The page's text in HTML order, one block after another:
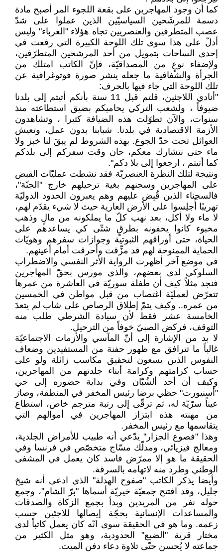
كما أن وجود المهاجرين على بقعة اللجوء المر أصبح مادة
دسمة للمرشّحين السياسيّين الذين عملوا على شدّ
عصب المتطرفين والعنصريين تجاه هؤلاء "الغرباء" وليس
أدلّ على هذا سوى تلك اللوحة الكبيرة التي رفعت في
إحدى الساحات بتمويل من أحد المرشحين المتطرّفين،
ولإضفاء نوعٍ من المصداقيّة، فإنّ الكاتب امتلك من
الجرأة والشفافية ما جعله ينشر صورة فوتوغرافية عن
تلك اللوحة التي جاء فيها بالحرف:
"أنادي اللاجئين، قلتم قبل 11 سنة بأنكم أتيتم إلى بلدنا
ضيوفاً ، ولشعب التركي يحاميكم بضيق استطاعته منذ
سنوات، والآن تطوّلت هذه الضيافة كثيرا ، وتشاهدون
الأزمة الاقتصادية في بلدنا. شبابنا بدون عمل، وتعيش
العوائل تحت حدّ الجوع. بهذه الشروط لم يبقَ لنا خبز ولا
ماء حتى نتشارك معكم، حان وقت سفركم إلى بلدكم
كما أتيتم ، ارجعوا إلى بلا دكم".
ونتيجة لتلك النظرة العنصريّة فقد نشطت عمليّات القبض
على المهاجرين وسجنهم بغية ترحيلهم خارج "الجنّة"،
فالسجناء الذين قُبِض عليهم وهم يعبرون الحدود الدوليّة
تهريبًا أُجلِسوا على الأرض العارية حيث لا شيء يقدّم لهم،
لا ماء ولا أكل، بعد نهب كلّ ما يملكونه من مالٍ وذهب
مخبوء كانوا يخفونه بطرقٍ شتّى كي يساعدهم على
الحياة، حتى أوراقهم الثبوتية وجوازات سفرهم وهويّات
الحماية الممنوحة لهم قد مزِّقت وأحرقت أمام أعينهم.
في موضع آخر أظهرت الرواية الأثر النفسي والاضطراب
السلوكي لدى بعضهم، والذي مورس بحقّ المهاجرين
فنجد مثلاً كيف أن طفلة سوريّة في العاشرة من عمرها
تتعرّض لعمليّة اغتصاب من قبل مواطن في الخمسين
من عمره.. وكيف يتمّ إطلاق الرصاص على شاب لم يتعدَ
الخامسة عشر فقط لأن سيادة الشرطي طلب منه
التوقف، فركض الصبيّ خوفاً من الترحيل.
لا بد من الإشارة إلى أنّ المآسي والأزمات الاجتماعيّة
غالباً ما تترافق مع ظهور حفنة من المستفيدين وضعاف
النفوس الذين يسعون لتحقيق مكاسب زائلة ولو على
حساب كرامتهم وكرامة أبناء جلدتهم من المهاجرين،
وكيف أن أحد ألشُبّان وفي بداية حضوره إلى حي
"أسنيورت" حظي برضا رئيس المخفر في المنطقة، وصارَ
عيناً سرّيّة له، ثم ترقّى إلى رتبة مترجم خاص، استطاع
من مهنته هذه ابتزاز المهاجرين في أموالهم التي
يتقاسمها مع رئيس المخفر.
وهذا "فصوع الجزار" يدّعي أنه طبيب للأمراض الجلدية،
ومعالج فيزيائي، ومدلّك مسّاج متخصّص في فرنسا وفي
الحقيقة ما هو إلا ممرّض فاسد كان يعمل في المشفى
الوطني وطرد منه لاتهامه بالسرقة.
وأيضا يذكر الكاتب "صفوح الهدلة" الذي ادعى أنه شيخ
جليل، وقد افتتح جمعيّة خيريّة أسماها "برّ الشام"، وجمع
حوله نفر من المريدين وبدأ بجمع الزكاة والصدقات
والمساعدات الإنسانية بحجّة إيصالها للاجئين حسب
زعمه. وما هو في الحقيقة سوى انّه كان يعمل كاتباً لدى
مختار قرية "الضبع" الحدودية، وهو مثل الكثير من
جماعته لا يُحسن حتّى تلاوة دعاء دفن الميت.